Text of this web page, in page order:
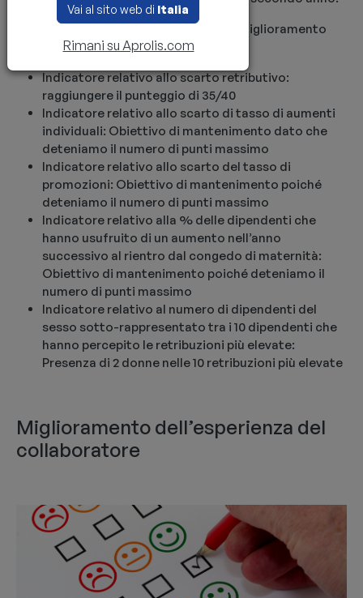
I nostri obiettivi di progressione per il miglioramento
del nostro indice sono i seguenti:
Indicatore relativo allo scarto retributivo:
raggiungere il punteggio di 35/40
Indicatore relativo allo scarto di tasso di aumenti
individuali: Obiettivo di mantenimento dato che
deteniamo il numero di punti massimo
Indicatore relativo allo scarto del tasso di
promozioni: Obiettivo di mantenimento poiché
deteniamo il numero di punti massimo
Indicatore relativo alla % delle dipendenti che
hanno usufruito di un aumento nell’anno
successivo al rientro dal congedo di maternità:
Obiettivo di mantenimento poiché deteniamo il
numero di punti massimo
Indicatore relativo al numero di dipendenti del
sesso sotto-rappresentato tra i 10 dipendenti che
hanno percepito le retribuzioni più elevate:
Presenza di 2 donne nelle 10 retribuzioni più elevate
Miglioramento dell’esperienza del
collaboratore
Vai al sito web di Italia
Rimani su Aprolis.com